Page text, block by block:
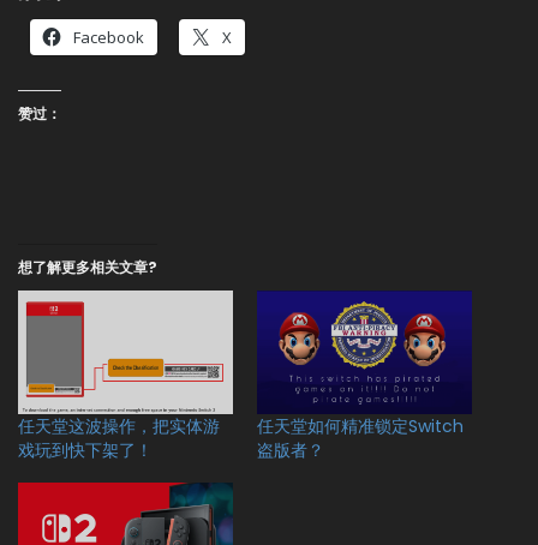
Facebook X
赞过：
想了解更多相关文章?
任天堂这波操作，把实体游
戏玩到快下架了！
任天堂如何精准锁定Switch
盗版者？